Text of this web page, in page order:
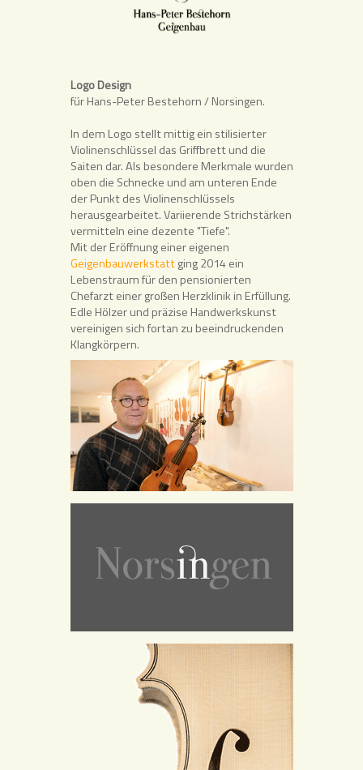
Logo Design
für Hans-Peter Bestehorn / Norsingen.
In dem Logo stellt mittig ein stilisierter
Violinenschlüssel das Griffbrett und die
Saiten dar. Als besondere Merkmale wurden
oben die Schnecke und am unteren Ende
der Punkt des Violinenschlüssels
herausgearbeitet. Variierende Strichstärken
vermitteln eine dezente "Tiefe".
Mit der Eröffnung einer eigenen
Geigenbauwerkstattging 2014 ein
Lebenstraum für den pensionierten
Chefarzt einer großen Herzklinik in Erfüllung.
Edle Hölzer und präzise Handwerkskunst
vereinigen sich fortan zu beeindruckenden
Klangkörpern.